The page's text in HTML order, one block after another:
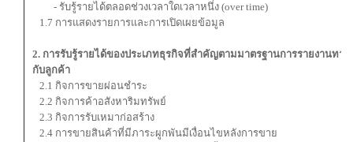
- รับรู้รายได้ตลอดช่วงเวลาใดเวลาหนึ่ง (over time)
1.7 การแสดงรายการและการเปิดเผยข้อมูล
2. การรับรู้รายได้ของประเภทธุรกิจที่สำคัญตามมาตรฐานการรายงานทา
กับลูกค้า
2.1 กิจการขายผ่อนชำระ
2.2 กิจการค้าอสังหาริมทรัพย์
2.3 กิจการรับเหมาก่อสร้าง
2.4 การขายสินค้าที่มีภาระผูกพันมีเงื่อนไขหลังการขาย